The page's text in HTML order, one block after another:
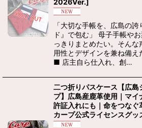
「大切な手帳を、広島の
ド』で包む」 母子手帳や
っきりまとめたい。そん
用性とデザインを兼ね備え
■ 店主自ら仕入れ、創…
二つ折りパスケース【広
プ】広島産鹿革使用｜マイ
許証入れにも｜命をつなぐ
カープ公式ライセンスグッ